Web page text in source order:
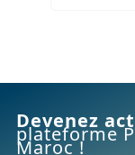
Devenez
plateforme
Maroc !